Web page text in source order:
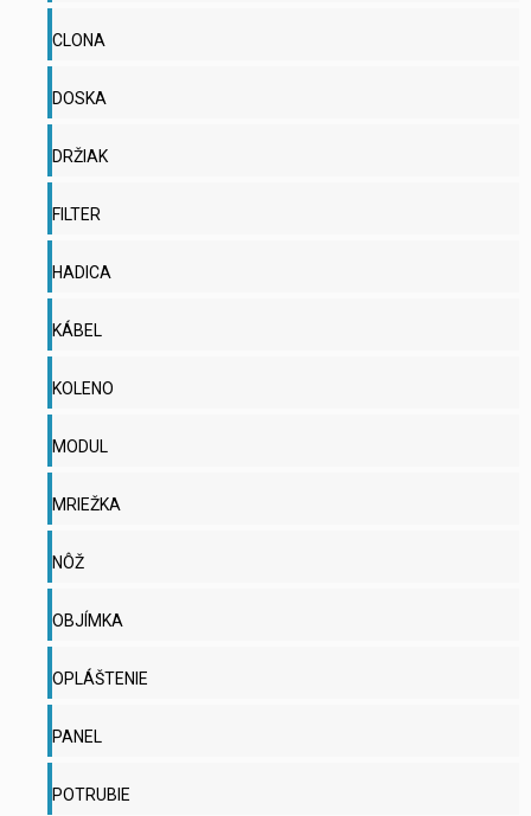
CLONA
DOSKA
DRŽIAK
FILTER
HADICA
KÁBEL
KOLENO
MODUL
MRIEŽKA
NÔŽ
OBJÍMKA
OPLÁŠTENIE
PANEL
POTRUBIE